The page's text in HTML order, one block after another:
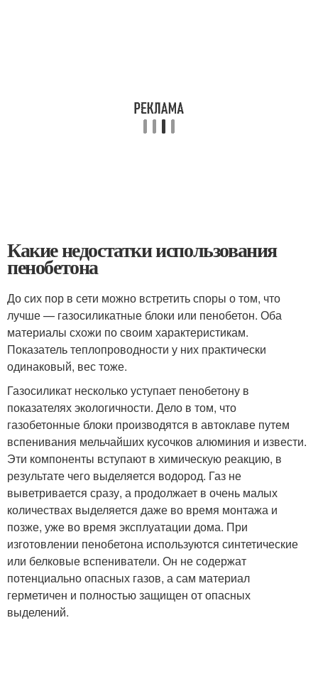
Какие недостатки использования
пенобетона
До сих пор в сети можно встретить споры о том, что
лучше — газосиликатные блоки или пенобетон. Оба
материалы схожи по своим характеристикам.
Показатель теплопроводности у них практически
одинаковый, вес тоже.
Газосиликат несколько уступает пенобетону в
показателях экологичности. Дело в том, что
газобетонные блоки производятся в автоклаве путем
вспенивания мельчайших кусочков алюминия и извести.
Эти компоненты вступают в химическую реакцию, в
результате чего выделяется водород. Газ не
выветривается сразу, а продолжает в очень малых
количествах выделяется даже во время монтажа и
позже, уже во время эксплуатации дома. При
изготовлении пенобетона используются синтетические
или белковые вспениватели. Он не содержат
потенциально опасных газов, а сам материал
герметичен и полностью защищен от опасных
выделений.